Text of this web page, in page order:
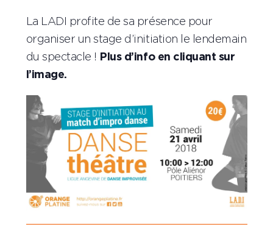
La LADI profite de sa présence pour
organiser un stage d’initiation le lendemain
du spectacle ! Plus d’info en cliquant sur
l’image.